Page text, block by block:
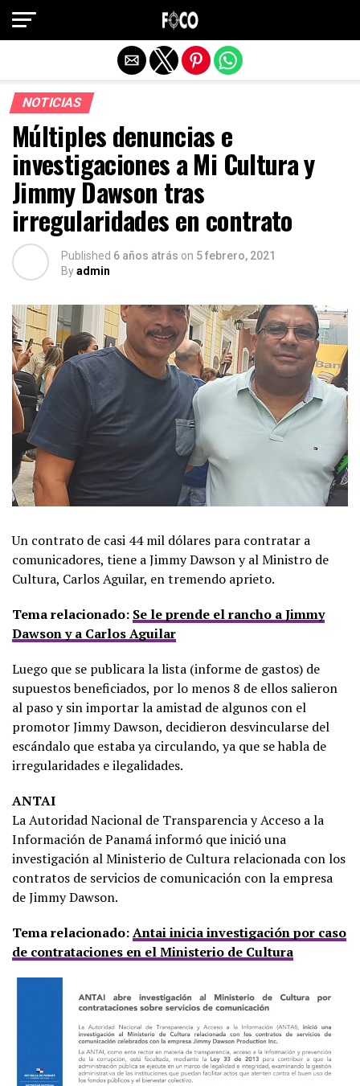
NOTICIAS
Múltiples denuncias e
investigaciones a Mi Cultura y
Jimmy Dawson tras
irregularidades en contrato
Published 6 años atrás on 5 febrero, 2021
Byadmin
Un contrato de casi 44 mil dólares para contratar a
comunicadores, tiene a Jimmy Dawson y al Ministro de
Cultura, Carlos Aguilar, en tremendo aprieto.
Tema relacionado: Se le prende el rancho a Jimmy
Dawson y a Carlos Aguilar
Luego que se publicara la lista (informe de gastos) de
supuestos beneficiados, por lo menos 8 de ellos salieron
al paso y sin importar la amistad de algunos con el
promotor Jimmy Dawson, decidieron desvincularse del
escándalo que estaba ya circulando, ya que se habla de
irregularidades e ilegalidades.
ANTAI
La Autoridad Nacional de Transparencia y Acceso a la
Información de Panamá informó que inició una
investigación al Ministerio de Cultura relacionada con los
contratos de servicios de comunicación con la empresa
de Jimmy Dawson.
Tema relacionado:Antai inicia investigación por caso
de contrataciones en el Ministerio de Cultura
Salir de la versión móvil